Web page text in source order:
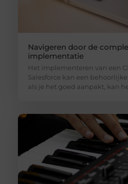
Navigeren door de
implementatie
Het implementeren van een
Salesforce kan een
als je het goed aanpakt, kan